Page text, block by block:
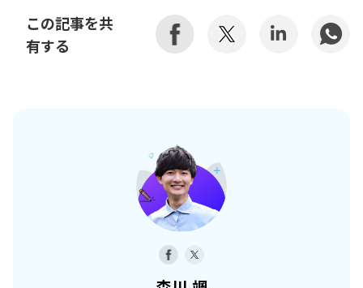
この記事を共
有する